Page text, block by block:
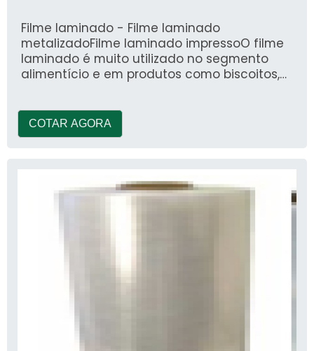
Filme laminado - Filme laminado
metalizadoFilme laminado impressoO filme
laminado é muito utilizado no segmento
alimentício e em produtos como biscoitos,
COTAR AGORA